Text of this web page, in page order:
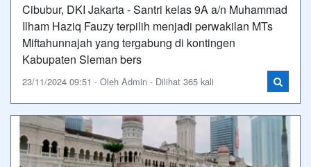
Cibubur, DKI Jakarta - Santri kelas 9A a/n Muhammad
Ilham Haziq Fauzy terpilih menjadi perwakilan MTs
Miftahunnajah yang tergabung di kontingen
Kabupaten Sleman bers
23/11/2024 09:51 - Oleh Admin - Dilihat 365 kali